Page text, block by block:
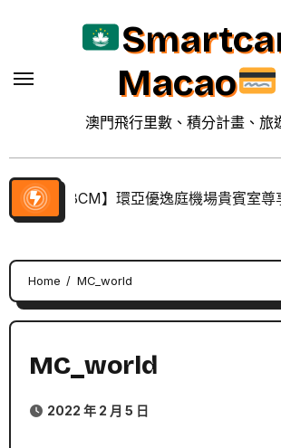
Macao
澳門飛行里數、積分計畫、旅
【BCM】環亞優逸庭機場貴賓室
Home MC_world
MC_world
2022 年 2 月 5 日